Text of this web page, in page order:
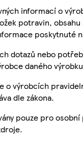
informací o
potravin,
poskytnuté
dotazů nebo
daného
o výrobcích
dle zákona.
pouze pro